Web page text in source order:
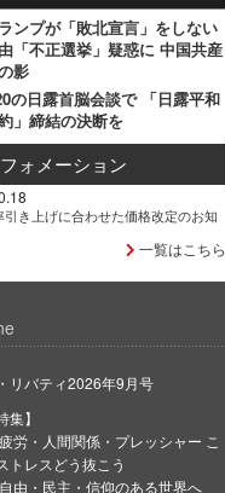
ンプが「敗北宣言」をしない
「不正選挙」疑惑に 中国共産
影
の日露首脳会談で 「日露平和
」締結の決断を
ォメーション
引き上げに合わせた価格改定のお知
一覧はこちら
リバティ2026年9月号
集】
労・人間関係・プレッシャー こ
トレスどう抜こう
由・民主・信仰のある世界へ